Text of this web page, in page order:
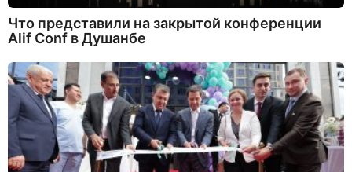
Что представили на закрытой конференции
Alif Conf в Душанбе